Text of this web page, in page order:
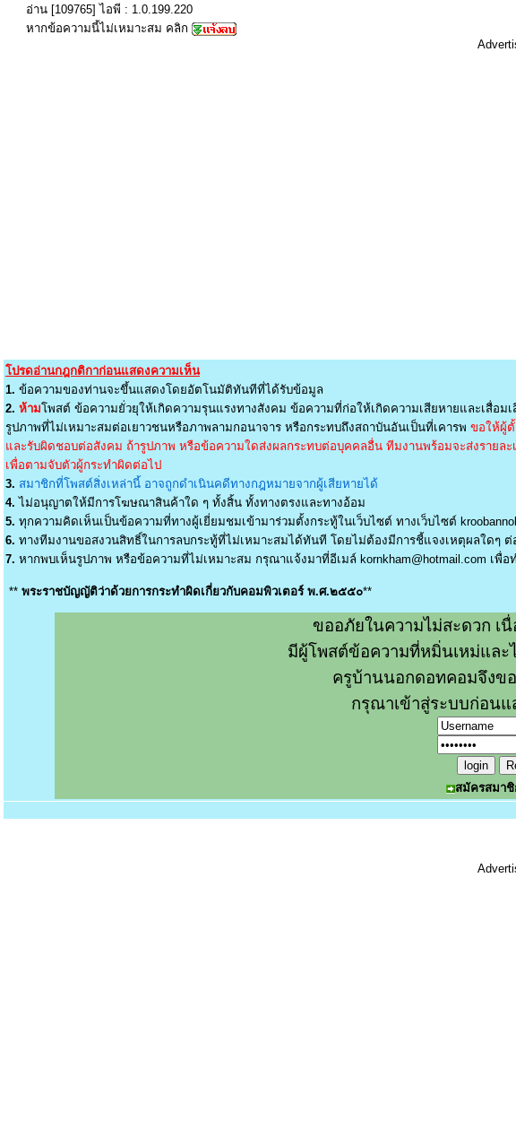
อ่าน [109765] ไอพี : 1.0.199.220
หากข้อความนี้ไม่เหมาะสม คลิก
โปรดอ่านกฎกติกาก่อนแสดงความเห็น
1. ข้อความของท่านจะขึ้นแสดงโดยอัตโนมัติทันทีที่ได้รับข้อมูล
2. ห้ามโพสต์ ข้อความยั่วยุให้เกิดความรุนแรงทางสังคม ข้อความที่ก่อให้เกิดความเสียหายและเสื่อม
รูปภาพที่ไม่เหมาะสมต่อเยาวชนหรือภาพลามกอนาจาร หรือกระทบถึงสถาบันอันเป็นที่เคารพ ขอให้ผู้ตั้
และรับผิดชอบต่อสังคม ถ้ารูปภาพ หรือข้อความใดส่งผลกระทบต่อบุคคลอื่น ทีมงานพร้อมจะส่งรายละ
เพื่อตามจับตัวผู้กระทำผิดต่อไป
3. สมาชิกที่โพสต์สิ่งเหล่านี้ อาจถูกดำเนินคดีทางกฎหมายจากผู้เสียหายได้
4. ไม่อนุญาตให้มีการโฆษณาสินค้าใด ๆ ทั้งสิ้น ทั้งทางตรงและทางอ้อม
5. ทุกความคิดเห็นเป็นข้อความที่ทางผู้เยี่ยมชมเข้ามาร่วมตั้งกระทู้ในเว็บไซต์ ทางเว็บไซต์
6. ทางทีมงานขอสงวนสิทธิ์ในการลบกระทู้ที่ไม่เหมาะสมได้ทันที โดยไม่ต้องมีการชี้แจงเหตุผลใดๆ
7. หากพบเห็นรูปภาพ หรือข้อความที่ไม่เหมาะสม กรุณาแจ้งมาที่อีเมล์ kornkham@hotmail.com เพื่อ
** พระราชบัญญัติว่าด้วยการกระทำผิดเกี่ยวกับคอมพิวเตอร์ พ.ศ.๒๕๕๐**
ขออภัยในความไม่สะดวก เ
มีผู้โพสต์ข้อความที่หมิ่นเหม่และ
ครูบ้านนอกดอทคอมจึงข
กรุณาเข้าสู่ระบบก่อนแ
สมัครสมา